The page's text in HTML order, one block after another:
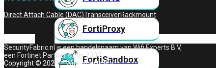
FortiProxy
FortiSandbox
Direct Attach Cable (DAC)TransceiverRackmount
SecurityFabric.nl is een handelsnaam van Wifi Experts B.V,
een Fortinet Partner sinds 2007.
Copyright © 2026 – Wifi Experts B.V.